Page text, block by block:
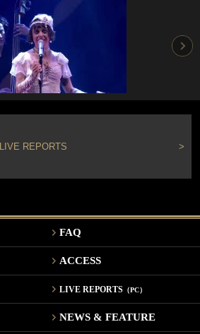
LIVE REPORTS >
FAQ
ACCESS
LIVE REPORTS （PC）
NEWS & FEATURE